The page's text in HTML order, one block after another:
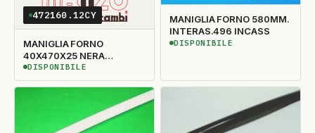
472160.12CY
MANIGLIA FORNO
40X470X25 NERA
ORIGINALE
DISPONIBILE
DISPONIBILE
MANIGLIA FORNO 580MM.
INTERAS.496 INCASS
DISPONIBILE
DISPONIBILE